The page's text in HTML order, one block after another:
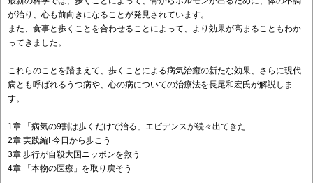
が治り、心も前向きになることが発見されています。
また、食事と歩くことを合わせることによって、より効果が高まることもわか
ってきました。
これらのことを踏まえて、歩くことによる病気治癒の新たな効果、さらに現代
病とも呼ばれるうつ病や、心の病についての治療法を長尾和宏氏が解説しま
す。
1章 「病気の9割は歩くだけで治る」エビデンスが続々出てきた
2章 実践編! 今日から歩こう
3章 歩行が自殺大国ニッポンを救う
4章 「本物の医療」を取り戻そう